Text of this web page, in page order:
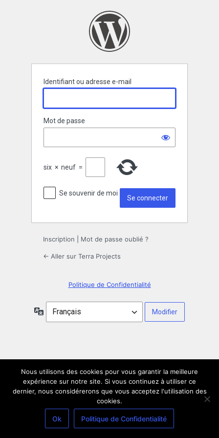
Identifiant ou adresse e-mail
Mot de passe
six × neuf =
Se souvenir de moi
Inscription Mot de passe oublié ?
← Aller sur Terra Projects
Politique de Confidentialité
Langue
Nous utilisons des cookies pour vous garantir la meilleure
expérience sur notre site. Si vous continuez à utiliser ce
dernier, nous considérerons que vous acceptez l'utilisation des
cookies.
Ok Politique de Confidentialité